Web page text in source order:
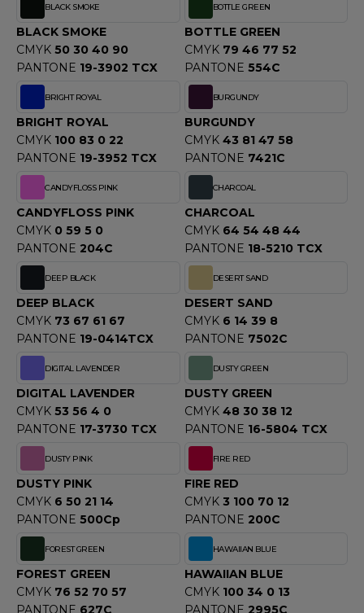
SHIRT
PROFESSIONNELLE
- BLOUSON
SERIE
GEN
MORNING STUDIOS
SEGURIDAD
DUICK
BLACK SMOKE
BLACK SMOKE
CMYK 50 30 40 90
PANTONE 19-3902 TCX
BOTTLE GREEN
BOTTLE GREEN
CMYK 79 46 77 52
PANTONE 554C
BRIGHT ROYAL
BRIGHT ROYAL
CMYK 100 83 0 22
PANTONE 19-3952 TCX
BURGUNDY
BURGUNDY
CMYK 43 81 47 58
PANTONE 7421C
CANDYFLOSS PINK
CANDYFLOSS PINK
CMYK 0 59 5 0
PANTONE 204C
CHARCOAL
CHARCOAL
CMYK 64 54 48 44
PANTONE 18-5210 TCX
DEEP BLACK
DEEP BLACK
CMYK 73 67 61 67
PANTONE 19-0414TCX
DESERT SAND
DESERT SAND
CMYK 6 14 39 8
PANTONE 7502C
DIGITAL LAVENDER
DIGITAL LAVENDER
CMYK 53 56 4 0
PANTONE 17-3730 TCX
DUSTY GREEN
DUSTY GREEN
CMYK 48 30 38 12
PANTONE 16-5804 TCX
DUSTY PINK
DUSTY PINK
CMYK 6 50 21 14
PANTONE 500Cp
FIRE RED
FIRE RED
CMYK 3 100 70 12
PANTONE 200C
FOREST GREEN
FOREST GREEN
CMYK 76 52 70 57
PANTONE 627C
HAWAIIAN BLUE
HAWAIIAN BLUE
CMYK 100 34 0 13
PANTONE 2995C